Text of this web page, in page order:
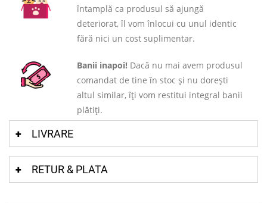
întamplă ca produsul să ajungă
deteriorat, îl vom înlocui cu unul identic
fără nici un cost suplimentar.
Banii inapoi! Dacă nu mai avem produsul
comandat de tine în stoc și nu dorești
altul similar, îți vom restitui integral banii
plătiți.
LIVRARE
RETUR & PLATA